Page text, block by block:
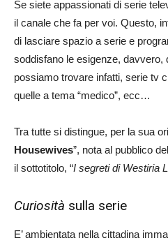
Se siete appassionati di serie
il canale che fa per voi. Questo,
di lasciare spazio a serie e
soddisfano le esigenze, davvero,
possiamo trovare infatti, serie tv
quelle a tema “medico”, ecc…
Tra tutte si distingue, per la sua
Housewives”, nota al pubblico
il sottotitolo, “I segreti di Westiria
Curiosità sulla serie
E’ ambientata nella cittadina